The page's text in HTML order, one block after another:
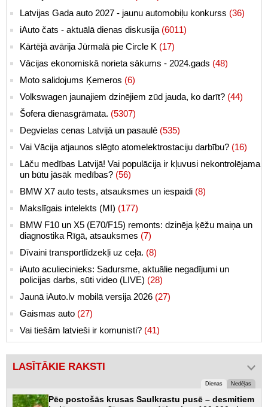
Latvijas Gada auto 2027 - jaunu automobiļu konkurss (36)
iAuto čats - aktuālā dienas diskusija (6011)
Kārtējā avārija Jūrmalā pie Circle K (17)
Vācijas ekonomiskā norieta sākums - 2024.gads (48)
Moto salidojums Ķemeros (6)
Volkswagen jaunajiem dzinējiem zūd jauda, ko darīt? (44)
Šofera dienasgrāmata. (5307)
Degvielas cenas Latvijā un pasaulē (535)
Vai Vācija atjaunos slēgto atomelektrostaciju darbību? (16)
Lāču medības Latvijā! Vai populācija ir kļuvusi nekontrolējama
un būtu jāsāk medības? (56)
BMW X7 auto tests, atsauksmes un iespaidi (8)
Makslīgais intelekts (MI) (177)
BMW F10 un X5 (E70/F15) remonts: dzinēja ķēžu maiņa un
diagnostika Rīgā, atsauksmes (7)
Dīvaini transportlīdzekļi uz ceļa. (8)
iAuto aculiecinieks: Sadursme, aktuālie negadījumi un
policijas darbs, sūti video (LIVE) (28)
Jaunā iAuto.lv mobilā versija 2026 (27)
Gaismas auto (27)
Vai tiešām latvieši ir komunisti? (41)
LASĪTĀKIE RAKSTI
Dienas Nedēļas
Pēc postošās krusas Saulkrastu pusē – desmitiem